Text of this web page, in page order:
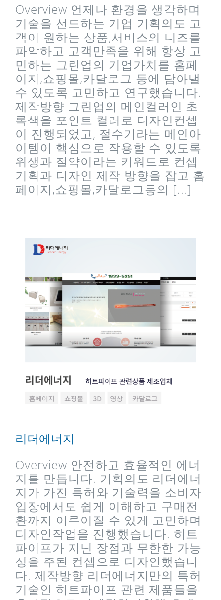
Overview 언제나 환경을 생각하며
기술을 선도하는 기업 기획의도 고
객이 원하는 상품,서비스의 니즈를
파악하고 고객만족을 위해 항상 고
민하는 그린업의 기업가치를 홈페
이지,쇼핑몰,카달로그 등에 담아낼
수 있도록 고민하고 연구했습니다.
제작방향 그린업의 메인컬러인 초
록색을 포인트 컬러로 디자인컨셉
이 진행되었고, 절수기라는 메인아
이템이 핵심으로 작용할 수 있도록
위생과 절약이라는 키워드로 컨셉
기획과 디자인 제작 방향을 잡고 홈
페이지,쇼핑몰,카달로그등의 [...]
리더에너지
Overview 안전하고 효율적인 에너
지를 만듭니다. 기획의도 리더에너
지가 가진 특허와 기술력을 소비자
입장에서도 쉽게 이해하고 구매전
환까지 이루어질 수 있게 고민하며
디자인작업을 진행했습니다. 히트
파이프가 지닌 장점과 무한한 가능
성을 주된 컨셉으로 디자인했습니
다. 제작방향 리더에너지만의 특허
기술인 히트파이프 관련 제품들을